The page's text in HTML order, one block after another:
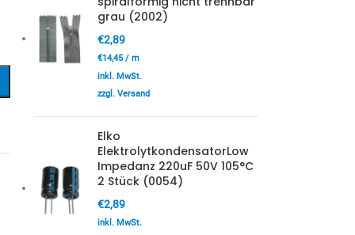
grau (2002)
€2,89
€14,45/ m
inkl. MwSt.
zzgl. Versand
Elko
ElektrolytkondensatorLow
Impedanz 220uF 50V 105°C
2 Stück (0054)
€2,89
inkl. MwSt.